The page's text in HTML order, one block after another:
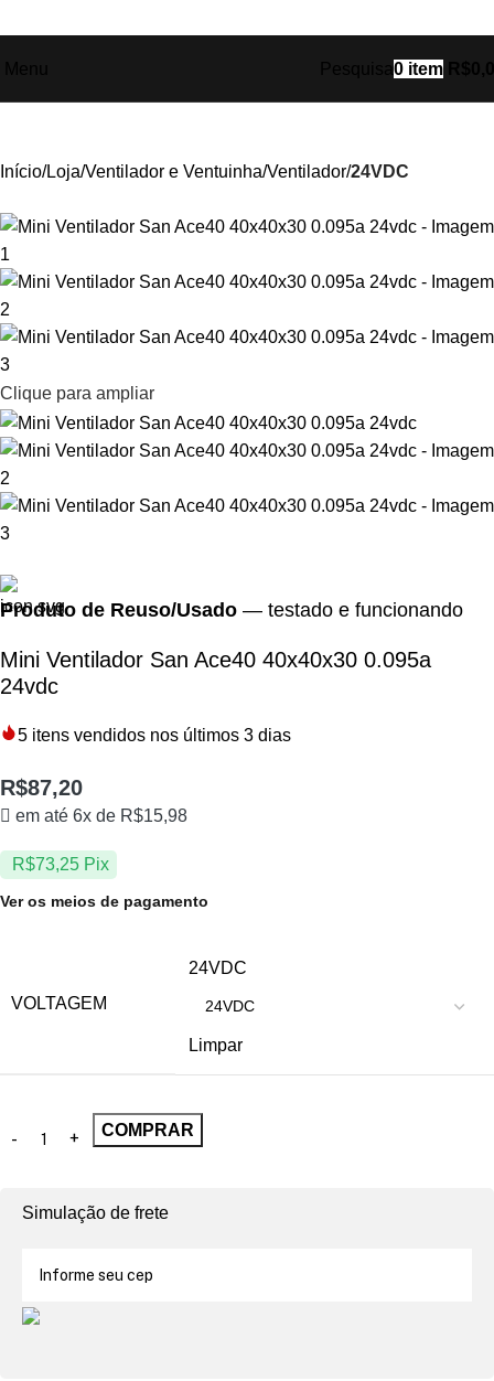
0 item
Início Loja Ventilador e Ventuinha Ventilador 24VDC
Clique para ampliar
Produto de Reuso/Usado — testado e funcionando
Mini Ventilador San Ace40 40x40x30 0.095a
24vdc
5 itens vendidos nos últimos 3 dias
R$87,20
em até 6x de R$15,98
R$73,25 Pix
Ver os meios de pagamento
VOLTAGEM
24VDC
Limpar
COMPRAR
Simulação de frete